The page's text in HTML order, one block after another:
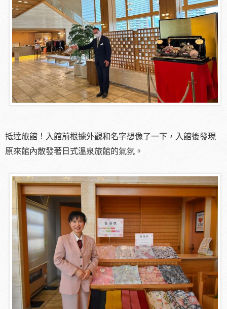
抵達旅館！入館前根據外觀和名字想像了一下，入館後發現
原來館內散發著日式溫泉旅館的氣氛。